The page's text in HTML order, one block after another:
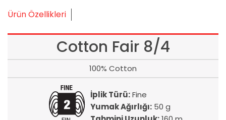
Ürün Özellikleri
Cotton Fair 8/4
100% Cotton
İplik Türü:Fine
Yumak Ağırlığı:50 g